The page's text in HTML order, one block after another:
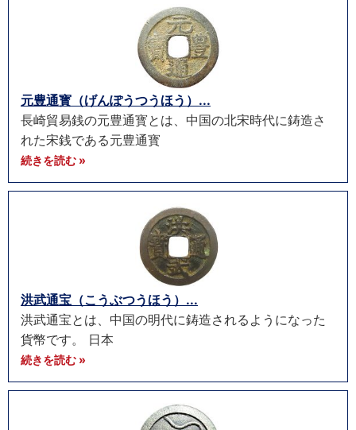
元豊通寳（げんぽうつうほう）...
長崎貿易銭の元豊通寳とは、中国の北宋時代に鋳造さ
れた宋銭である元豊通寳
続きを読む »
洪武通宝（こうぶつうほう）...
洪武通宝とは、中国の明代に鋳造されるようになった
貨幣です。 日本
続きを読む »